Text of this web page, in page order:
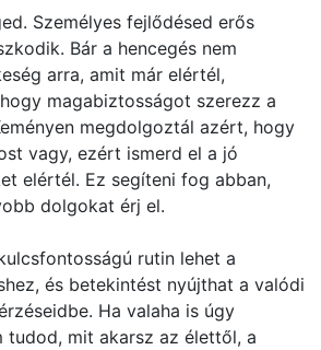
Személyes fejlődésed erős
Bár a hencegés nem
arra, amit már elértél,
magabiztosságot szerezz a
megdolgoztál azért, hogy
vagy, ezért ismerd el a jó
elértél. Ez segíteni fog abban,
dolgokat érj el.
rutin lehet a
és betekintést nyújthat a valódi
Ha valaha is úgy
tudod, mit akarsz az élettől, a